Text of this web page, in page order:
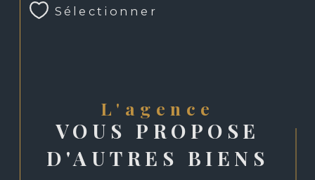
Sélectionner
l'agence
VOUS PROPOSE
D'AUTRES BIENS